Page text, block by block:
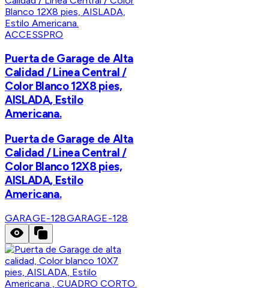
ACCESSPRO
Puerta de Garage de Alta
Calidad / Linea Central /
Color Blanco 12X8 pies,
AISLADA, Estilo
Americana.
Puerta de Garage de Alta
Calidad / Linea Central /
Color Blanco 12X8 pies,
AISLADA, Estilo
Americana.
GARAGE-128GARAGE-128